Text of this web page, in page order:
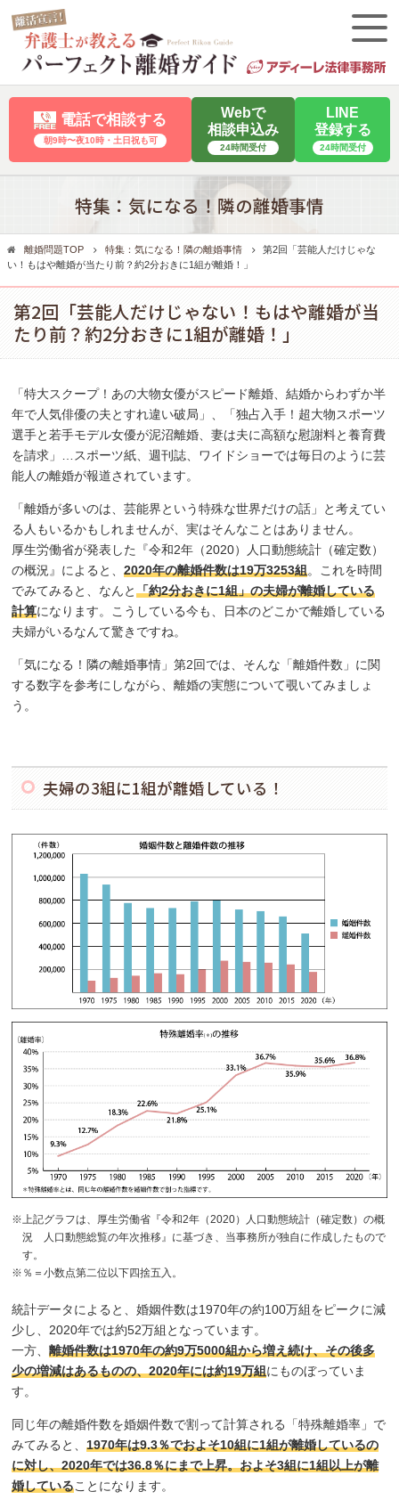
電話で相談する
朝9時〜夜10時・⼟⽇祝も可
Webで
相談申込み
24時間受付
LINE
登録する
24時間受付
特集：気になる！隣の離婚事情
離婚問題TOP 特集：気になる！隣の離婚事情
第2回「芸能人だけじゃな
い！もはや離婚が当たり前？約2分おきに1組が離婚！」
第2回「芸能人だけじゃない！もはや離婚が当
たり前？約2分おきに1組が離婚！」
「特大スクープ！あの大物女優がスピード離婚、結婚からわずか半
年で人気俳優の夫とすれ違い破局」、「独占入手！超大物スポーツ
選手と若手モデル女優が泥沼離婚、妻は夫に高額な慰謝料と養育費
を請求」…スポーツ紙、週刊誌、ワイドショーでは毎日のように芸
能人の離婚が報道されています。
「離婚が多いのは、芸能界という特殊な世界だけの話」と考えてい
る人もいるかもしれませんが、実はそんなことはありません。
厚生労働省が発表した『令和2年（2020）人口動態統計（確定数）
の概況』によると、2020年の離婚件数は19万3253組。これを時間
でみてみると、なんと「約2分おきに1組」の夫婦が離婚している
計算になります。こうしている今も、日本のどこかで離婚している
夫婦がいるなんて驚きですね。
「気になる！隣の離婚事情」第2回では、そんな「離婚件数」に関
する数字を参考にしながら、離婚の実態について覗いてみましょ
う。
夫婦の3組に1組が離婚している！
※上記グラフは、厚生労働省『令和2年（2020）人口動態統計（確定数）の概
況 人口動態総覧の年次推移』に基づき、当事務所が独自に作成したもので
す。
※％＝小数点第二位以下四捨五入。
統計データによると、婚姻件数は1970年の約100万組をピークに減
少し、2020年では約52万組となっています。
一方、離婚件数は1970年の約9万5000組から増え続け、その後多
少の増減はあるものの、2020年には約19万組にものぼっていま
す。
同じ年の離婚件数を婚姻件数で割って計算される「特殊離婚率」で
みてみると、1970年は9.3％でおよそ10組に1組が離婚しているの
に対し、2020年では36.8％にまで上昇。およそ3組に1組以上が離
婚していることになります。